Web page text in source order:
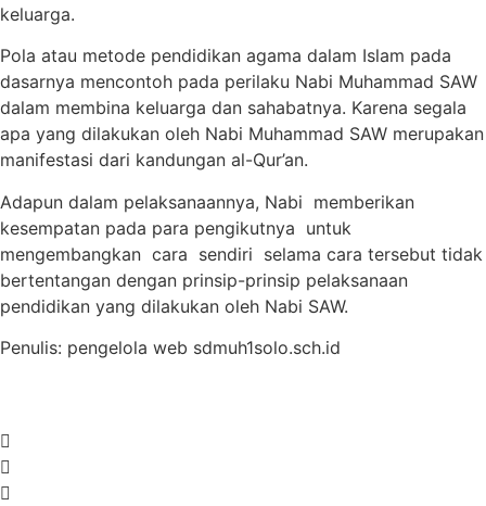
keluarga.
Pola atau metode pendidikan agama dalam Islam pada
dasarnya mencontoh pada perilaku Nabi Muhammad SAW
dalam membina keluarga dan sahabatnya. Karena segala
apa yang dilakukan oleh Nabi Muhammad SAW merupakan
manifestasi dari kandungan al-Qur’an.
Adapun dalam pelaksanaannya, Nabi memberikan
kesempatan pada para pengikutnya untuk
mengembangkan cara sendiri selama cara tersebut tidak
bertentangan dengan prinsip-prinsip pelaksanaan
pendidikan yang dilakukan oleh Nabi SAW.
Penulis: pengelola web sdmuh1solo.sch.id